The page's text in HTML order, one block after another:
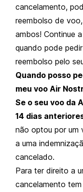
cancelamento,
reembolso de
ambos! Continue
quando pode
reembolso pelo
Quando posso
meu voo Air
Se o seu voo da
14 dias
não optou por um
a uma
cancelado.
Para ter direito a
cancelamento